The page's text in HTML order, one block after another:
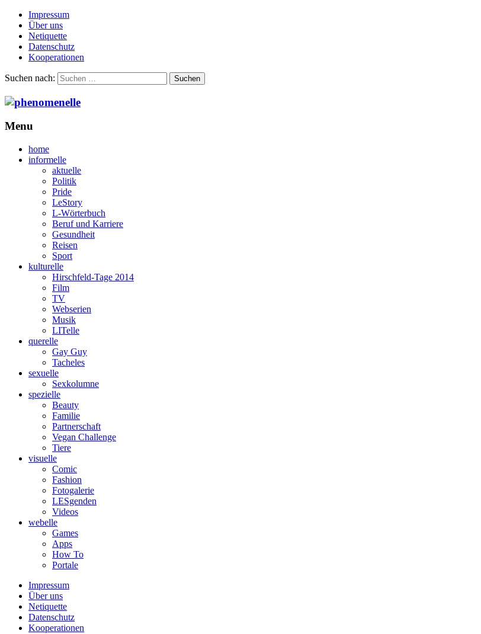
Impressum
Über uns
Netiquette
Datenschutz
Kooperationen
Suchen nach:
Menu
home
informelle
aktuelle
Politik
Pride
LeStory
L-Wörterbuch
Beruf und Karriere
Gesundheit
Reisen
Sport
kulturelle
Hirschfeld-Tage 2014
Film
TV
Webserien
Musik
LITelle
querelle
Gay Guy
Tacheles
sexuelle
Sexkolumne
spezielle
Beauty
Familie
Partnerschaft
Vegan Challenge
Tiere
visuelle
Comic
Fashion
Fotogalerie
LESgenden
Videos
webelle
Games
Apps
How To
Portale
Impressum
Über uns
Netiquette
Datenschutz
Kooperationen